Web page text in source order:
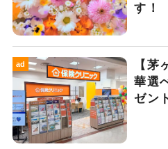
す！
ad
【茅
華選
ゼン